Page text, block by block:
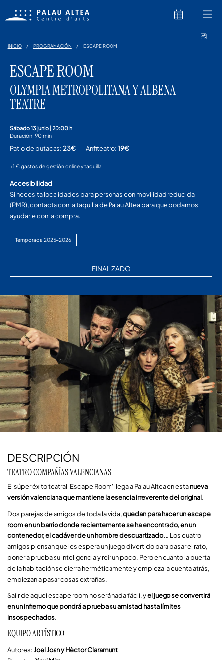
INICIO PROGRAMACIÓN ESCAPE ROOM
ESCAPE ROOM
OLYMPIA METROPOLITANA Y ALBENA
TEATRE
sábado 13 junio |20:00 h
Duración: 90 min
Patio de butacas:23€ Anfiteatro:19€
+1 € gastos de gestión online y taquilla
Accesibilidad
Si necesita localidades para personas con movilidad reducida
(PMR), contacta con la taquilla de Palau Altea para que podamos
ayudarle con la compra.
Temporada 2025-2026
FINALIZADO
DESCRIPCIÓN
TEATRO COMPAÑÍAS VALENCIANAS
El súper éxito teatral 'Escape Room' llega a Palau Altea en esta nueva
versión valenciana que mantiene la esencia irreverente del original.
Dos parejas de amigos de toda la vida, quedan para hacer un escape
room en un barrio donde recientemente se ha encontrado, en un
contenedor, el cadáver de un hombre descuartizado... Los cuatro
amigos piensan que les espera un juego divertido para pasar el rato,
poner a prueba su inteligencia y reír un poco. Pero en cuanto la puerta
de la habitación se cierra herméticamente y empieza la cuenta atrás,
empiezan a pasar cosas extrañas.
Salir de aquel escape room no será nada fácil, y el juego se convertirá
en un infierno que pondrá a prueba su amistad hasta límites
insospechados.
EQUIPO ARTÍSTICO
Autores:Joel Joan y Hèctor Claramunt